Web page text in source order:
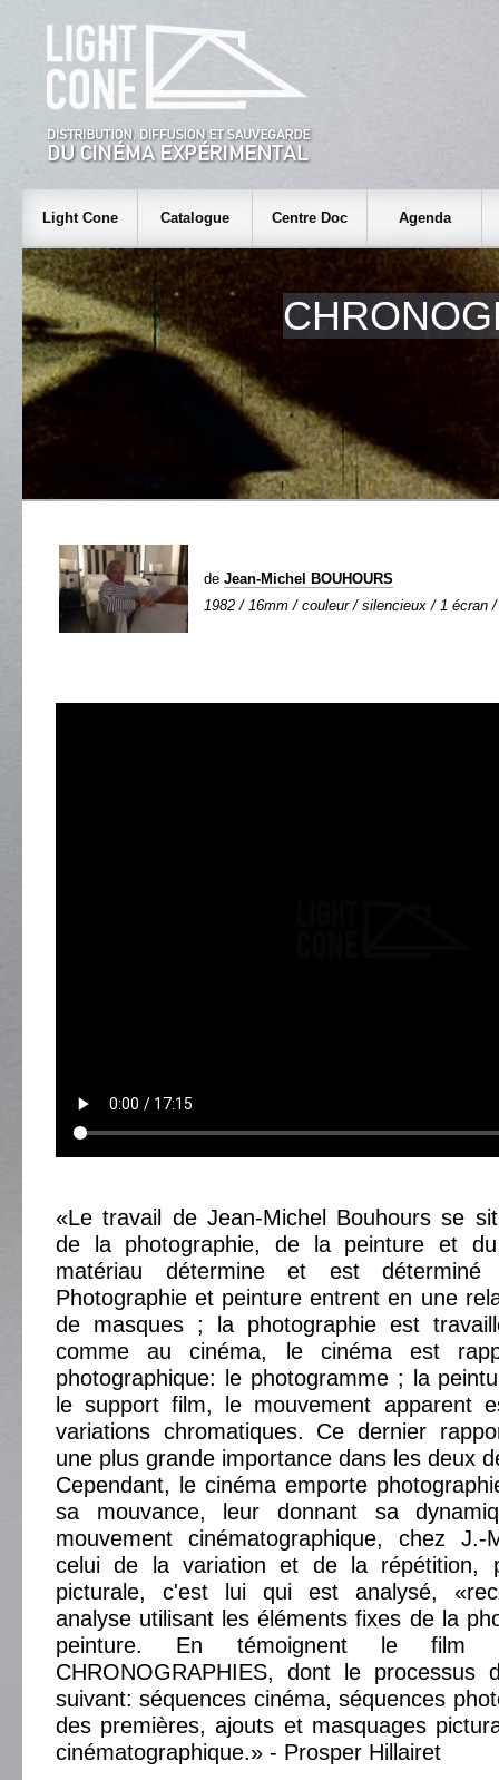
Light Cone Catalogue Centre Doc Agenda
de Jean-Michel BOUHOURS
1982 / 16mm / couleur / silencieux / 1 écran /
«Le travail de Jean-Michel Bouhours se
de la photographie, de la peinture et
matériau détermine et est
Photographie et peinture entrent en une
de masques ; la photographie est
comme au cinéma, le cinéma est
photographique: le photogramme ; la
le support film, le mouvement apparent
variations chromatiques. Ce dernier
une plus grande importance dans les deux
Cependant, le cinéma emporte
sa mouvance, leur donnant sa
mouvement cinématographique, chez
celui de la variation et de la répétition,
picturale, c'est lui qui est analysé,
analyse utilisant les éléments fixes de la
peinture. En témoignent le
CHRONOGRAPHIES, dont le processus
suivant: séquences cinéma, séquences
des premières, ajouts et masquages
cinématographique.» - Prosper Hillairet